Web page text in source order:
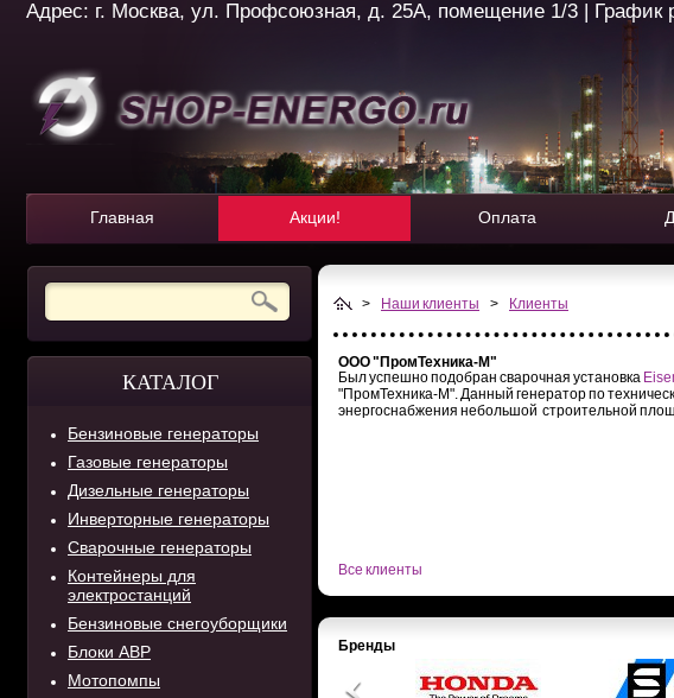
Адрес: г. Москва, ул. Профсоюзная, д. 25А, помещение 1/3 | График
Главная Акции! Оплата
КАТАЛОГ
Бензиновые генераторы
Газовые генераторы
Дизельные генераторы
Инверторные генераторы
Сварочные генераторы
Контейнеры для
электростанций
Бензиновые снегоуборщики
Блоки АВР
Мотопомпы
> Наши клиенты > Клиенты
ООО "ПромТехника-М"
Был успешно подобран сварочная установка
"ПромТехника-М". Данный генератор по
энергоснабжения небольшой строительной
Все клиенты
Бренды